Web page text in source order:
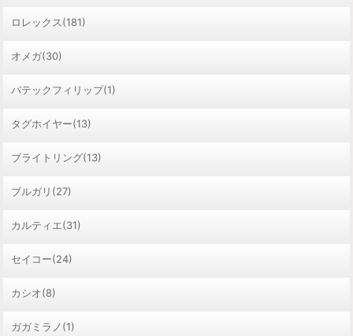
ロレックス(181)
オメガ(30)
パテックフィリップ(1)
タグホイヤー(13)
ブライトリング(13)
ブルガリ(27)
カルティエ(31)
セイコー(24)
カシオ(8)
ガガミラノ(1)